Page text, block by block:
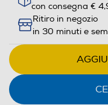
con consegna €
Ritiro in negozio
in 30 minuti e